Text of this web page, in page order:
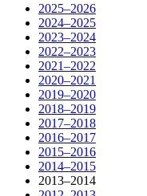
2025–2026
2024–2025
2023–2024
2022–2023
2021–2022
2020–2021
2019–2020
2018–2019
2017–2018
2016–2017
2015–2016
2014–2015
2013–2014